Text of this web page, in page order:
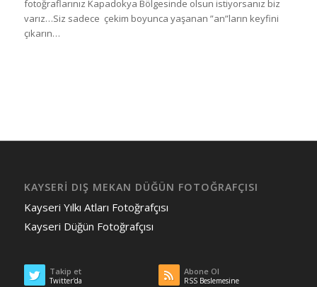
fotoğraflarınız Kapadokya Bölgesinde olsun istiyorsanız biz
varız…Siz sadece çekim boyunca yaşanan ”an”ların keyfini
çıkarın…
KAYSERİ DIŞ MEKAN DÜĞÜN FOTOĞRAFÇISI
Kayseri Yılkı Atları Fotoğrafçısı
Kayseri Düğün Fotoğrafçısı
Takip et
Twitter'da
Abone Ol
RSS Beslemesine